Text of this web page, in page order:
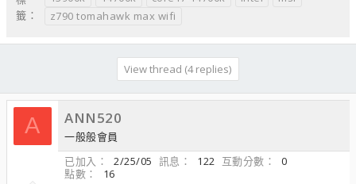
籤：
z790 tomahawk max wifi
View thread (4 replies)
A ANN520
一般般會員
已加入
2/25/05 訊息 122 互動分數
0
點數
16